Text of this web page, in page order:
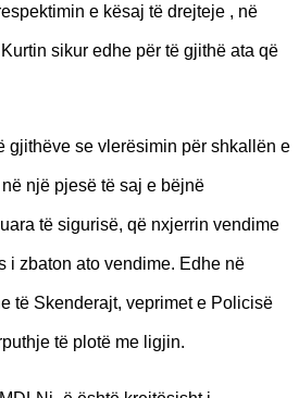
e kësaj të drejteje , në
sikur edhe për të gjithë ata që
gjithëve se vlerësimin për shkallën e
një pjesë të saj e bëjnë
të sigurisë, që nxjerrin vendime
i zbaton ato vendime. Edhe në
të Skenderajt, veprimet e Policisë
të plotë me ligjin.